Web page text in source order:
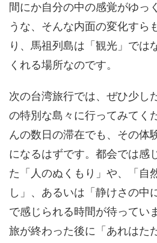
間にか自分の中の感覚がゆっ
うな、そんな内面の変化すら
り、馬祖列島は「観光」では
くれる場所なのです。
次の台湾旅行では、ぜひ少し
の特別な島々に行ってみてく
んの数日の滞在でも、その体
になるはずです。都会では感
た「人のぬくもり」や、「自
し」、あるいは「静けさの中
で感じられる時間が待ってい
旅が終わった後に「あれはた